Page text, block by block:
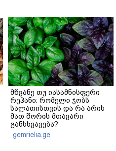
მწვანე თუ იასამნისფერი
რეჰანი: რომელი ჯობს
სალათისთვის და რა არის
მათ შორის მთავარი
განსხვავება?
gemrielia.ge